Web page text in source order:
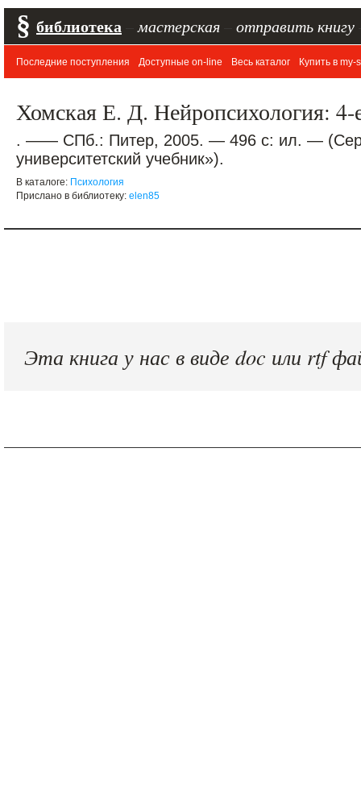
§ библиотека мастерская отправить книгу
Последние поступления Доступные on-line Весь каталог Купить в my-
Хомская Е. Д. Нейропсихология: 4-
. —— СПб.: Питер, 2005. — 496 с: ил. —
университетский учебник»).
В каталоге: Психология
Прислано в библиотеку: elen85
Эта книга у нас в виде doc или rtf